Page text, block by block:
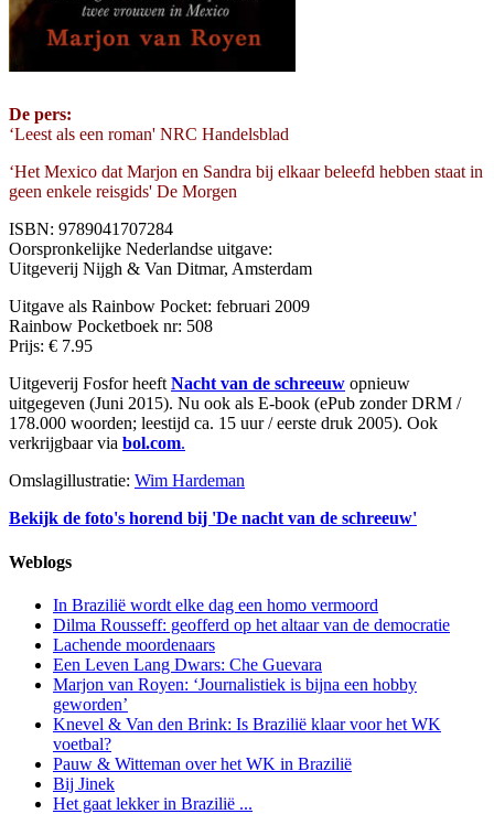
De pers:
‘Leest als een roman' NRC Handelsblad
‘Het Mexico dat Marjon en Sandra bij elkaar beleefd hebben staat in
geen enkele reisgids' De Morgen
ISBN: 9789041707284
Oorspronkelijke Nederlandse uitgave:
Uitgeverij Nijgh & Van Ditmar, Amsterdam
Uitgave als Rainbow Pocket: februari 2009
Rainbow Pocketboek nr: 508
Prijs: € 7.95
Uitgeverij Fosfor heeft Nacht van de schreeuw opnieuw
uitgegeven (Juni 2015). Nu ook als E-book (ePub zonder DRM /
178.000 woorden; leestijd ca. 15 uur / eerste druk 2005). Ook
verkrijgbaar via bol.com.
Omslagillustratie: Wim Hardeman
Bekijk de foto's horend bij 'De nacht van de schreeuw'
Weblogs
In Brazilië wordt elke dag een homo vermoord
Dilma Rousseff: geofferd op het altaar van de democratie
Lachende moordenaars
Een Leven Lang Dwars: Che Guevara
Marjon van Royen: ‘Journalistiek is bijna een hobby
geworden’
Knevel & Van den Brink: Is Brazilië klaar voor het WK
voetbal?
Pauw & Witteman over het WK in Brazilië
Bij Jinek
Het gaat lekker in Brazilië ...